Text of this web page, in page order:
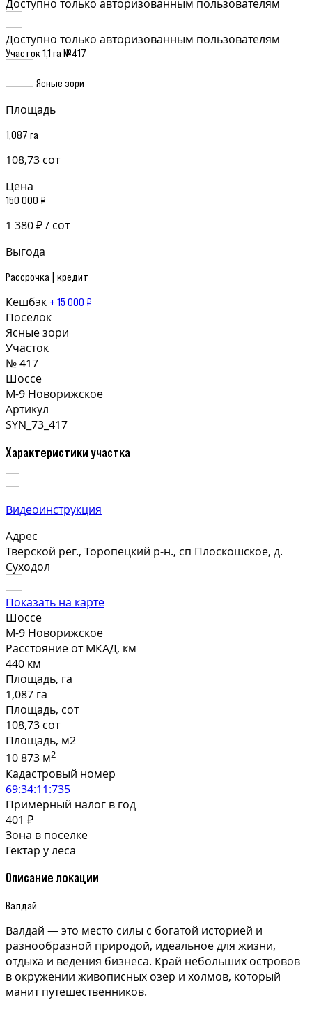
Доступно только авторизованным пользователям
Доступно только авторизованным пользователям
Участок 1,1 га №417
Ясные зори
Площадь
1,087 га
108,73 сот
Цена
150 000 ₽
1 380 ₽ / сот
Выгода
Рассрочка | кредит
Кешбэк + 15 000 ₽
Поселок
Ясные зори
Участок
№ 417
Шоссе
М-9 Новорижское
Артикул
SYN_73_417
Характеристики участка
Видеоинструкция
Адрес
Тверской рег., Торопецкий р-н., сп Плоскошское, д.
Суходол
Показать на карте
Шоссе
М-9 Новорижское
Расстояние от МКАД, км
440 км
Площадь, га
1,087 га
Площадь, сот
108,73 сот
Площадь, м2
10 873 м2
Кадастровый номер
69:34:11:735
Примерный налог в год
401 ₽
Зона в поселке
Гектар у леса
Описание локации
Валдай
Валдай — это место силы с богатой историей и
разнообразной природой, идеальное для жизни,
отдыха и ведения бизнеса. Край небольших островов
в окружении живописных озер и холмов, который
манит путешественников.